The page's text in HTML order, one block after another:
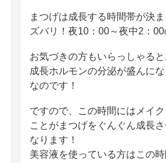
まつげは成長する時間帯が決
ズバリ！夜10：00～夜中2：
お気づきの方もいらっしゃると
成長ホルモンの分泌が盛んに
なのです！
ですので、この時間にはメイ
ことがまつげをぐんぐん成長
なります！
美容液を使っている方はこの